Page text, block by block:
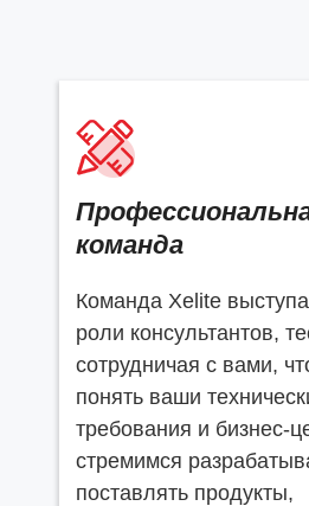
команда
Команда Xelite
роли консультантов,
сотрудничая с вами,
понять ваши
требования и бизнес-
стремимся
поставлять продукты,